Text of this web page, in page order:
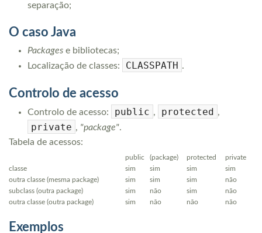
separação;
O caso Java
Packages e bibliotecas;
Localização de classes:
CLASSPATH .
Controlo de acesso
Controlo de acesso: public , protected ,
private , "package".
Tabela de acessos:
public (package) protected
private
classe
sim sim sim
sim
outra classe (mesma package)
sim sim sim
não
subclass (outra package)
sim não sim
não
outra classe (outra package)
sim não não não
Exemplos